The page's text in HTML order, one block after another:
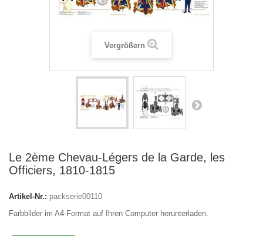
Vergrößern
Le 2ème Chevau-Légers de la Garde, les
Officiers, 1810-1815
Artikel-Nr.: packserie00110
Farbbilder im A4-Format auf Ihren Computer herunterladen.